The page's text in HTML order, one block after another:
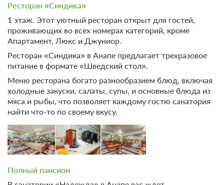
фильмы
Детские телеканалы
На свежем воздухе
Терраса
Пляжный волейбол
Большой теннис
Настольный теннис
Бадминтон
Дартс
Пешие прогулки
Тренажерный зал
Общий лаундж с
телевизором
Кондиционер
Сейф
Сувенирный магазин
Отопление
Печать / Ксерокопирование
Ежедневная уборка номеров
Вид на море
Ресторан «Синдика»
1 этаж. Этот уютный ресторан открыт для гостей,
проживающих во всех номерах категорий, кроме
Апартамент, Люкс и Джуниор.
Ресторан «Синдика» в Анапе предлагает трехразовое
питание в формате «Шведский стол».
Меню ресторана богато разнообразием блюд, включая
холодные закуски, салаты, супы, и основные блюда из
мяса и рыбы, что позволяет каждому гостю санатория
найти что-то по своему вкусу.
Полный пансион